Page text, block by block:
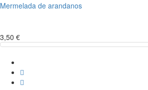
Mermelada de arandanos
3,50 €